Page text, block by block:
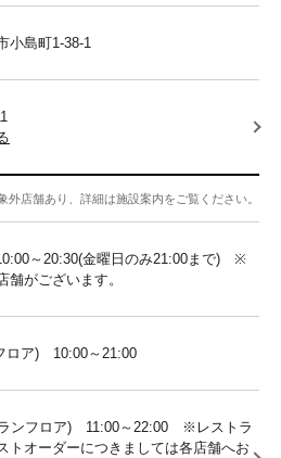
小島町1-38-1
外店舗あり、詳細は施設案内をご覧ください。
～20:30(金曜日のみ21:00まで) ※
舗がございます。
ロア) 10:00～21:00
ンフロア) 11:00～22:00 ※レストラ
トオーダーにつきましては各店舗へお